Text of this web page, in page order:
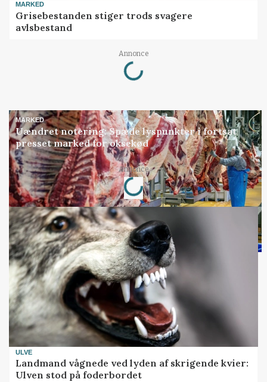
MARKED
Grisebestanden stiger trods svagere
avlsbestand
Annonce
Loading...
MARKED
Uændret notering: Spæde lyspunkter i fortsat
presset marked for oksekød
Annonce
Loading...
ULVE
Landmand vågnede ved lyden af skrigende kvier:
Ulven stod på foderbordet